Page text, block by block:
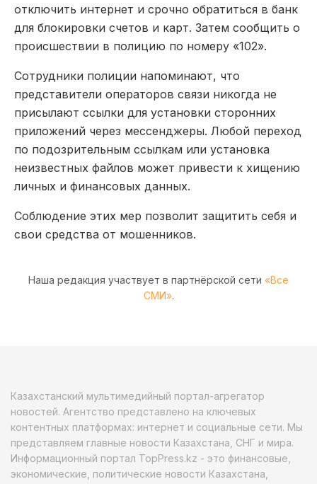
отключить интернет и срочно обратиться в банк
для блокировки счетов и карт. Затем сообщить о
происшествии в полицию по номеру «102».
Сотрудники полиции напоминают, что
представители операторов связи никогда не
присылают ссылки для установки сторонних
приложений через мессенджеры. Любой переход
по подозрительным ссылкам или установка
неизвестных файлов может привести к хищению
личных и финансовых данных.
Соблюдение этих мер позволит защитить себя и
свои средства от мошенников.
Наша редакция участвует в партнёрской сети «Все
СМИ».
Казахстанский мультимедийный портал-агрегатор
новостей. Агентство представлено на ключевых
контентных платформах: интернет и социальные сети. Мы
представляем главные новости Казахстана, СНГ и мира.
Информационный портал TopPress.kz - это финансовые,
экономические, политические новости Казахстана,